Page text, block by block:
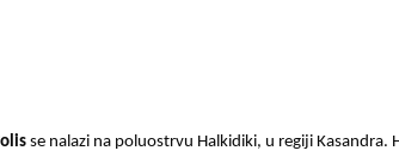
se nalazi na poluostrvu Halkidiki, u regiji Kasandra.